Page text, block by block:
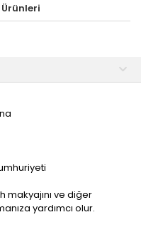
makyajını ve diğer
yardımcı olur.